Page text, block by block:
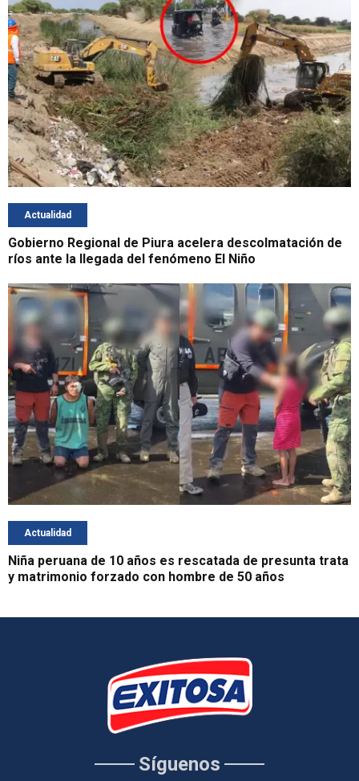
Actualidad
Gobierno Regional de Piura acelera descolmatación de
ríos ante la llegada del fenómeno El Niño
Actualidad
Niña peruana de 10 años es rescatada de presunta trata
y matrimonio forzado con hombre de 50 años
Síguenos